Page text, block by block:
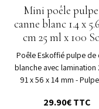
Mini poêle
canne blanc 1.4 x
cm 25 ml x 100
Poêle Eskoffié pulpe de
blanche avec lamination
91 x 56 x 14 mm -
29.90€ TTC